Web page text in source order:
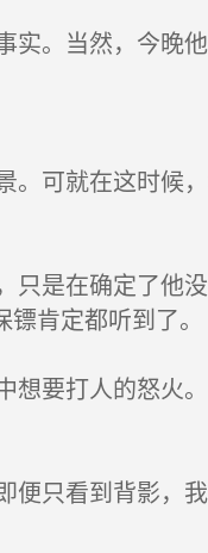
。当然，今晚他
可就在这时候
是在确定了他
肯定都听到了。
要打人的怒火。
只看到背影，